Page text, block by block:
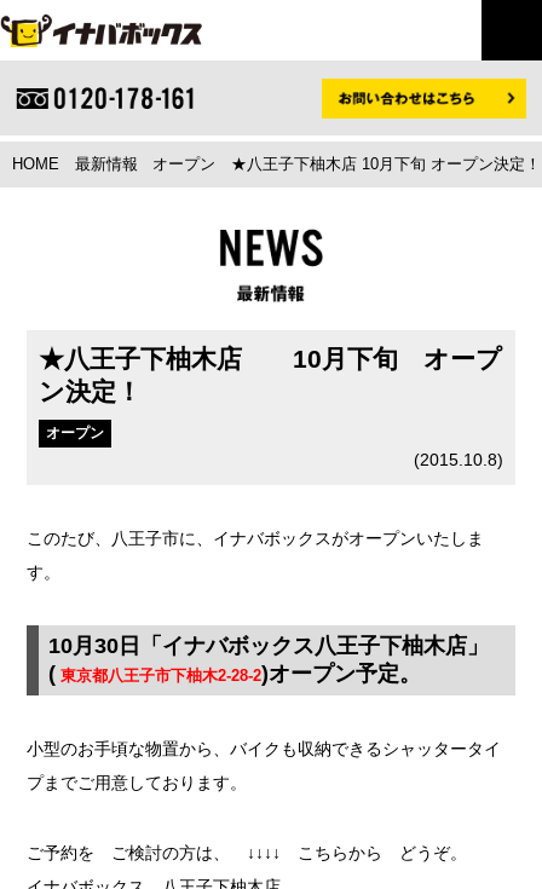
HOME 最新情報 オープン ★八王子下柚木店 10月下旬 オープン決定
★八王子下柚木店 10月下旬 オープ
ン決定！
オープン
(2015.10.8)
このたび、八王子市に、イナバボックスがオープンいたしま
す。
10月30日
「イナバボックス八王子下柚木店」
( 東京都八王子市下柚木2-28-2)オープン予定。
小型のお手頃な物置から、バイクも収納できるシャッタータイ
プまでご用意しております。
ご予約を ご検討の方は、 ↓↓↓↓ こちらから どうぞ。